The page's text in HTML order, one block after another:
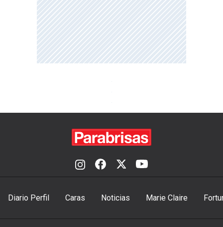
Diario Perfil Caras Noticias Marie Claire